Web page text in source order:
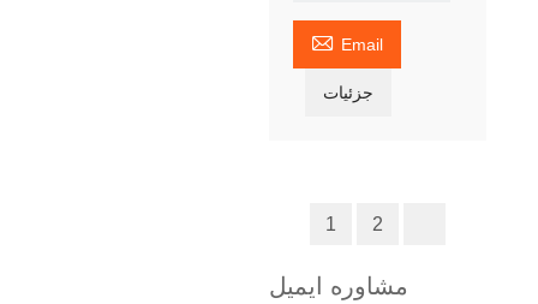
 Email
جزئیات
1 2
مشاوره ایمیل